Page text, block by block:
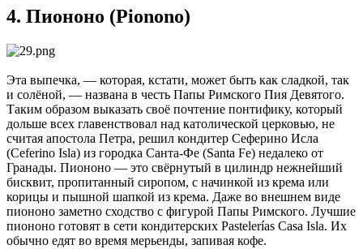
4. Пиононо (Pionono)
Эта выпечка, — которая, кстати, может быть как сладкой, так
и солёной, — названа в честь Папы Римского Пия Девятого.
Таким образом выказать своё почтение понтифику, который
дольше всех главенствовал над католической церковью, не
считая апостола Петра, решил кондитер Сеферино Исла
(Ceferino Isla) из городка Санта-Фе (Santa Fe) недалеко от
Гранады. Пиононо — это свёрнутый в цилиндр нежнейший
бисквит, пропитанный сиропом, с начинкой из крема или
корицы и пышной шапкой из крема. Даже во внешнем виде
пиононо заметно сходство с фигурой Папы Римского. Лучшие
пиононо готовят в сети кондитерских Pastelerías Casa Isla. Их
обычно едят во время мерьенды, запивая кофе.